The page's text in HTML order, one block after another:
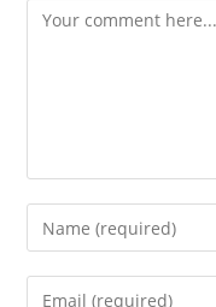
Comment
Enter
your
name
Enter